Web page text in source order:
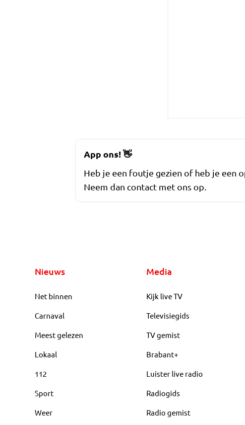
App ons!👋
Heb je een foutje gezien of heb je een
Neem dan contact met ons op.
Nieuws
Net binnen
Carnaval
Meest gelezen
Lokaal
112
Sport
Weer
Media
Kijk live TV
Televisiegids
TV gemist
Brabant+
Luister live radio
Radiogids
Radio gemist